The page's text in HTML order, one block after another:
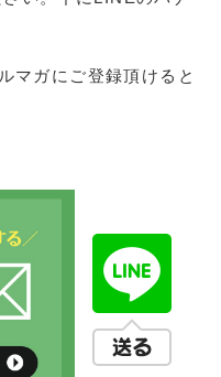
マガにご登録頂けると